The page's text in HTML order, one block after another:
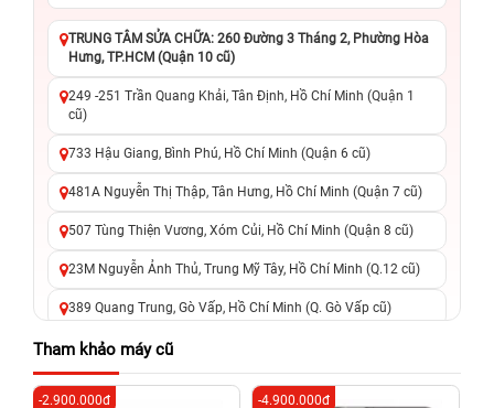
TRUNG TÂM SỬA CHỮA: 260 Đường 3 Tháng 2, Phường Hòa
Hưng, TP.HCM (Quận 10 cũ)
249 -251 Trần Quang Khải, Tân Định, Hồ Chí Minh (Quận 1
cũ)
733 Hậu Giang, Bình Phú, Hồ Chí Minh (Quận 6 cũ)
481A Nguyễn Thị Thập, Tân Hưng, Hồ Chí Minh (Quận 7 cũ)
507 Tùng Thiện Vương, Xóm Củi, Hồ Chí Minh (Quận 8 cũ)
23M Nguyễn Ảnh Thủ, Trung Mỹ Tây, Hồ Chí Minh (Q.12 cũ)
389 Quang Trung, Gò Vấp, Hồ Chí Minh (Q. Gò Vấp cũ)
625 - 625A Âu Cơ, Tân Phú, Hồ Chí Minh (Quận Tân Phú cũ)
326 Lê Văn Việt, Tăng Nhơn Phú, Hồ Chí Minh (Q.9 TP. Thủ
Đức cũ)
Tham khảo máy cũ
-2.900.000đ -4.900.000đ